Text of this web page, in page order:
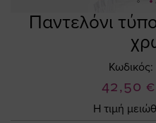
Παντελόνι
Κωδικός
Ειδική
Τιμή
42,50 €
Η τιμή
Skip